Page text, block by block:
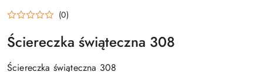
(0)
Ściereczka świąteczna 308
Ściereczka świąteczna 308